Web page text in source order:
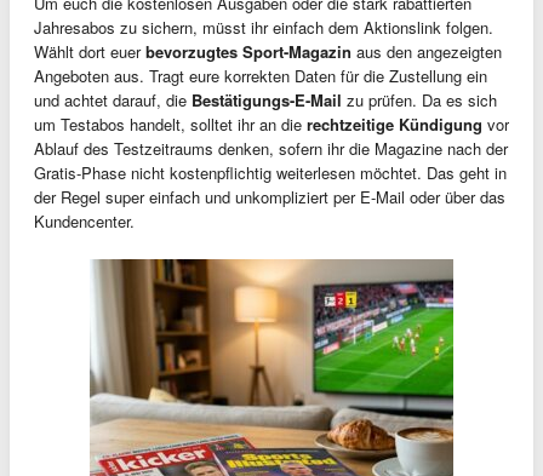
Jahresabos zu sichern, müsst ihr einfach dem Aktionslink folgen.
Wählt dort euerbevorzugtes Sport-Magazin aus den angezeigten
Angeboten aus. Tragt eure korrekten Daten für die Zustellung ein
und achtet darauf, die Bestätigungs-E-Mail zu prüfen. Da es sich
um Testabos handelt, solltet ihr an die rechtzeitige Kündigung vor
Ablauf des Testzeitraums denken, sofern ihr die Magazine nach der
Gratis-Phase nicht kostenpflichtig weiterlesen möchtet. Das geht in
der Regel super einfach und unkompliziert per E-Mail oder über das
Kundencenter.